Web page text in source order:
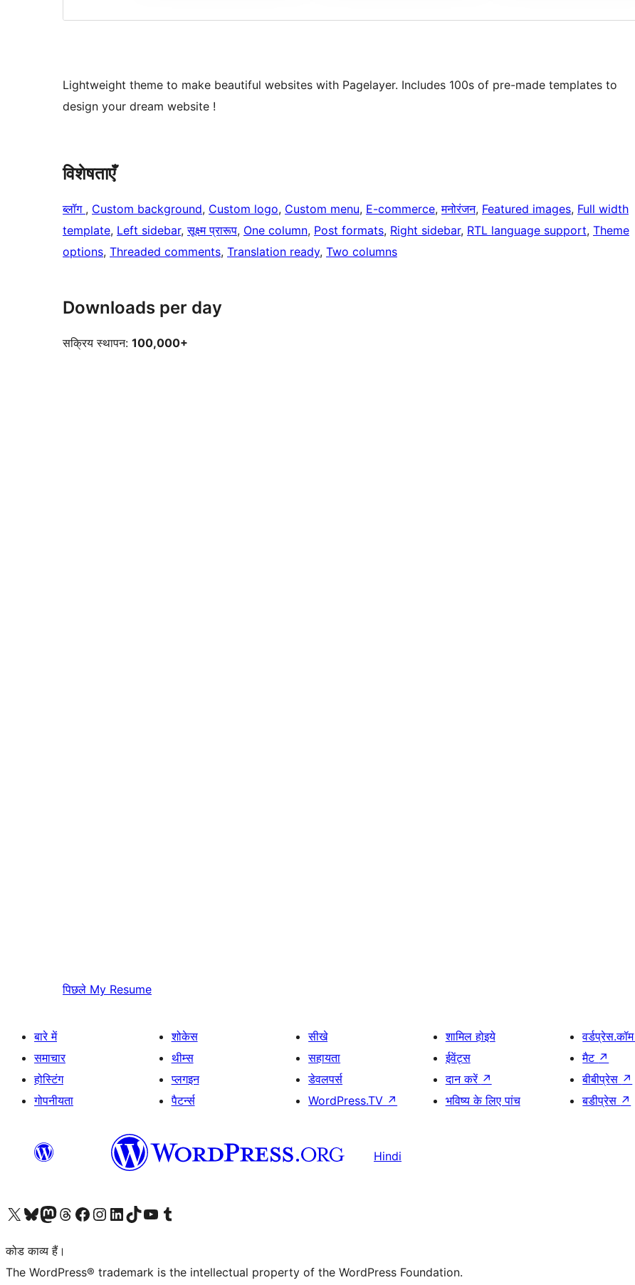
Lightweight theme to make beautiful websites with Pagelayer. Includes 100s of pre-made templates to
design your dream website !
विशेषताएँ
ब्लॉग , Custom background, Custom logo, Custom menu, E-commerce, मनोरंजन, Featured images, Full width
template, Left sidebar, सूक्ष्म प्रारूप, One column, Post formats, Right sidebar, RTL language support, Theme
options, Threaded comments, Translation ready, Two columns
Downloads per day
सक्रिय स्थापन: 100,000+
पिछले My Resume
बारे में
समाचार
होस्टिंग
गोपनीयता
शोकेस
थीम्स
प्लगइन
पैटर्न्स
सीखे
सहायता
डेवलपर्स
WordPress.TV ↗
शामिल होइये
ईवेंट्स
दान करें ↗
भविष्य के लिए पांच
वर्डप्रेस.कॉम
मैट ↗
बीबीप्रेस ↗
बडीप्रेस ↗
Hindi
Visit our X (formerly Twitter) account
हमारे बलुस्की खाते पर जाएँVisit our Mastodon account
हमारे थ्रेड्स अकाउंट पर जाएंहमारे फेसबुक पेज पर जाएँहमारे इंस्टाग्राम अकाउंट पर जाएंहमारे लिंक्डइन खाते पर जाएँहमारे टिकटॉक खाते पर जाएँहमारे यूट्यूब चैनल पर जाएंहमारे Tumblr खाते पर जाएँ
कोड काव्य हैं।
The WordPress® trademark is the intellectual property of the WordPress Foundation.